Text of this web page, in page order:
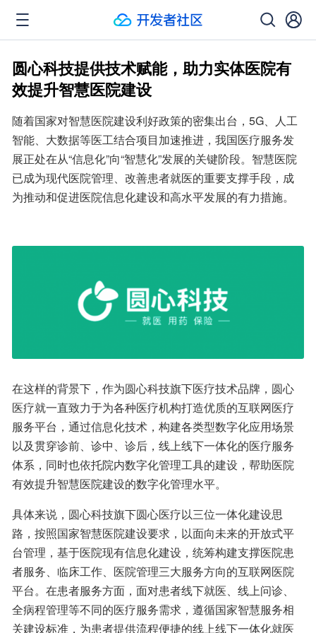
圆心科技提供技术赋能，助力实体医院有
效提升智慧医院建设
随着国家对智慧医院建设利好政策的密集出台，5G、人工
智能、大数据等医工结合项目加速推进，我国医疗服务发
展正处在从“信息化”向“智慧化”发展的关键阶段。智慧医院
已成为现代医院管理、改善患者就医的重要支撑手段，成
为推动和促进医院信息化建设和高水平发展的有力措施。
在这样的背景下，作为圆心科技旗下医疗技术品牌，圆心
医疗就一直致力于为各种医疗机构打造优质的互联网医疗
服务平台，通过信息化技术，构建各类型数字化应用场景
以及贯穿诊前、诊中、诊后，线上线下一体化的医疗服务
体系，同时也依托院内数字化管理工具的建设，帮助医院
有效提升智慧医院建设的数字化管理水平。
具体来说，圆心科技旗下圆心医疗以三位一体化建设思
路，按照国家智慧医院建设要求，以面向未来的开放式平
台管理，基于医院现有信息化建设，统筹构建支撑医院患
者服务、临床工作、医院管理三大服务方向的互联网医院
平台。在患者服务方面，面对患者线下就医、线上问诊、
全病程管理等不同的医疗服务需求，遵循国家智慧服务相
关建设标准，为患者提供流程便捷的线上线下一体化就医